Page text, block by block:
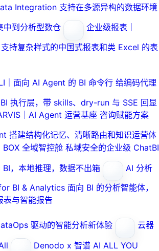
Integration 支持在多源异构的数据环境
中到分析型数仓
企业级报表｜
支持复杂样式的中国式报表和类 Excel 的表
｜面向 AI Agent 的 BI 命令行 给编码代理
执行层，带 skills、dry-run 与 SSE 回显
｜AI Agent 运营基座 咨询赋能方案
建结构化记忆、清晰路由和知识运营体
BOX 全域智控舱 私域安全的企业级 ChatBI
，本地推理，数据不出箱
AI 分析
BI & Analytics 面向 BI 的分析智能体，
表与智能报告
驱动的智能分析新体验
云器
Denodo x 智谱 AI ALL YOU